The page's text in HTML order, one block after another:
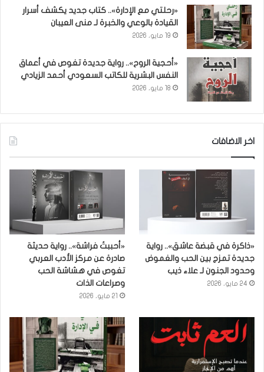
«رحلتي مع الإدارة».. كتاب جديد يكشف أسرار
القيادة بالوعي والخبرة لـ منى العيبان
19 مايو، 2026
«أحجية الروح».. رواية جديدة تغوص في أعماق
النفس البشرية للكاتب السعودي أحمد الزيادي
18 مايو، 2026
اخر الاضافات
«ذاكرة في قبضة عاشق».. رواية
جديدة تمزج بين الحب والغموض
وحدود الجنون لـ علاء ذيب
24 مايو، 2026
«أحببتُ فراشة».. رواية حديثة
صادرة عن مركز الأدب العربي
تغوص في هشاشة الحب
وصراعات الذات
21 مايو، 2026